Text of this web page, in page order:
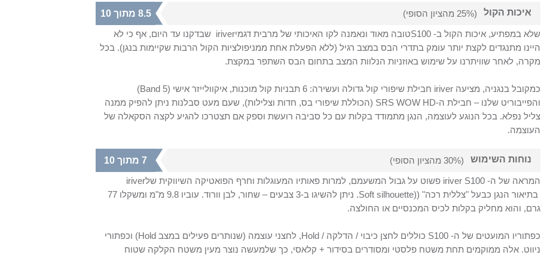
איכות הקול (25% מהציון הסופי)
8.5 מתוך 10
שלא במפתיע, איכות הקול ב-
טובה מאוד ונאמנה לקו האיכותי של מרבית דגמיiriver שבדקנו עד היום, אף כי לא
היינו מתנגדים לקצת יותר עומק בתדרי הבס במצב רגיל (ללא הפעלת אחת ממניפולציות הקול הרבות שקיימות בנגן). בכל
מקרה, לאחר שוויתרנו על שימוש באוזניות הנלוות המצב בתחום הבס השתפר במקצת.
כמקובל בנגניה, מציעה iriver חבילת שיפורי קול גדולה ועשירה: 6 תבניות קול מוכנות, איקוולייזר אישי ( 5 Band
)
והפייבוריט שלנו – חבילת ה-SRS WOW HD
(הכוללת שיפורי בס, חדות וצלילות), שעם מעט סבלנות ניתן להפיק ממנה
צליל נפלא. בכל הנוגע לעוצמה, הנגן מתמודד בקלות עם כל סביבה רועשת וספק אם תצטרכו להגיע לקצה הסקאלה של
העוצמה.
נוחות השימוש (30% מהציון הסופי)
7 מתוך 10
המראה של ה- iriver S100 פשוט על גבול המשעמם, למרות פאותיו המעוגלות וחרף הפואטיקה השיווקית שלiriver
בתיאור הנגן כבעל "צללית רכה" ((Soft silhouette . ניתן להשיגו ב-3 צבעים – שחור, לבן וורוד. עוביו 9.8 מ"מ ומשקלו 77
גרם, והוא מחליק בקלות לכיס המכנסיים או החולצה.
כפתוריו המועטים של ה- S100 כוללים לחצן כיבוי / הדלקה / Hold, לחצני עוצמה (שנותרים פעילים במצב Hold) וכפתורי
ניווט. אלה ממוקמים תחת משטח פלסטי ומסודרים בסידור + קלאסי, כך שלמעשה נוצר מעין משטח הקלקה שטוח